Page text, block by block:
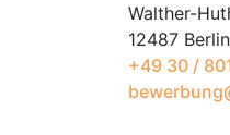
Walther-
12487 Berlin
+49 30 /